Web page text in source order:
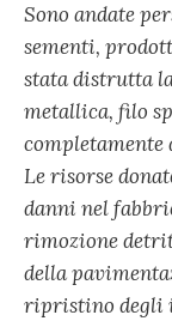
Sono andate
sementi,
stata distrutta
metallica, filo
completamente
Le risorse
danni nel
rimozione
della
ripristino degli